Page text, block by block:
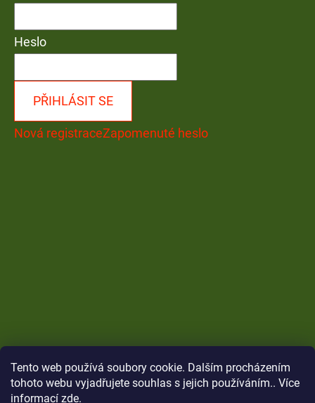
Tento web používá soubory cookie. Dalším procházením
tohoto webu vyjadřujete souhlas s jejich používáním.. Více
informací zde.
Heslo
PŘIHLÁSIT SE
Nová registraceZapomenuté heslo